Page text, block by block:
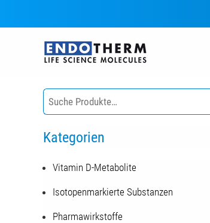
Kategorien
Vitamin D-Metabolite
Isotopenmarkierte Substanzen
Pharmawirkstoffe